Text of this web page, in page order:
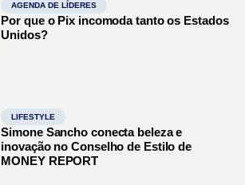
AGENDA DE LÍDERES
Por que o Pix incomoda tanto os Estados
Unidos?
LIFESTYLE
Simone Sancho conecta beleza e
inovação no Conselho de Estilo de
MONEY REPORT